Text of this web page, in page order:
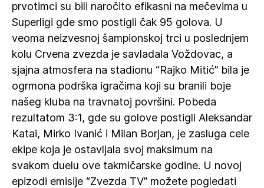
prvotimci su bili naročito efikasni na mečevima u
Superligi gde smo postigli čak 95 golova. U
veoma neizvesnoj šampionskoj trci u poslednjem
kolu Crvena zvezda je savladala Voždovac, a
sjajna atmosfera na stadionu “Rajko Mitić” bila je
ogrmona podrška igračima koji su branili boje
našeg kluba na travnatoj površini. Pobeda
rezultatom 3:1, gde su golove postigli Aleksandar
Katai, Mirko Ivanić i Milan Borjan, je zasluga cele
ekipe koja je ostavljala svoj maksimum na
svakom duelu ove takmičarske godine. U novoj
epizodi emisije “Zvezda TV” možete pogledati